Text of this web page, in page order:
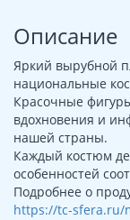
Описание
Яркий вырубной
национальные
Красочные
вдохновения и
нашей страны.
Каждый костюм
особенностей
Подробнее о
https://tc-sfera.ru/